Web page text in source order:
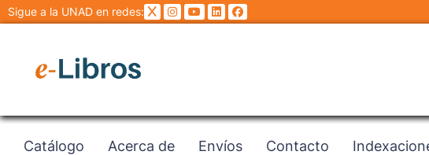
Sigue a la UNAD en redes:
Catálogo Acerca de Envíos Contacto